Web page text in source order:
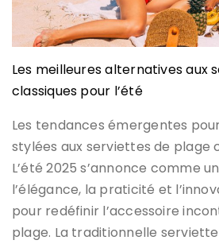
Les meilleures alternatives aux
classiques pour l’été
Les tendances émergentes
stylées aux serviettes de plage
L’été 2025 s’annonce comme
l’élégance, la praticité et
pour redéfinir l’accessoire
plage. La traditionnelle